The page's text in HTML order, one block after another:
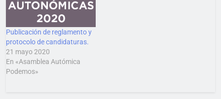
Publicación de reglamento y
protocolo de candidaturas.
21 mayo 2020
En «Asamblea Autómica
Podemos»